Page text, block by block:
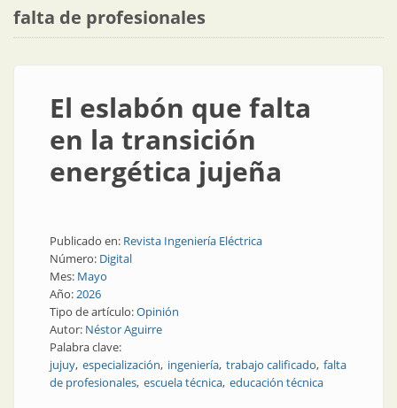
falta de profesionales
El eslabón que falta
en la transición
energética jujeña
Publicado en: Revista Ingeniería Eléctrica
Número: Digital
Mes: Mayo
Año:2026
Tipo de artículo:Opinión
Autor: Néstor Aguirre
Palabra clave:
jujuy especialización ingeniería trabajo calificado falta
de profesionales escuela técnica educación técnica